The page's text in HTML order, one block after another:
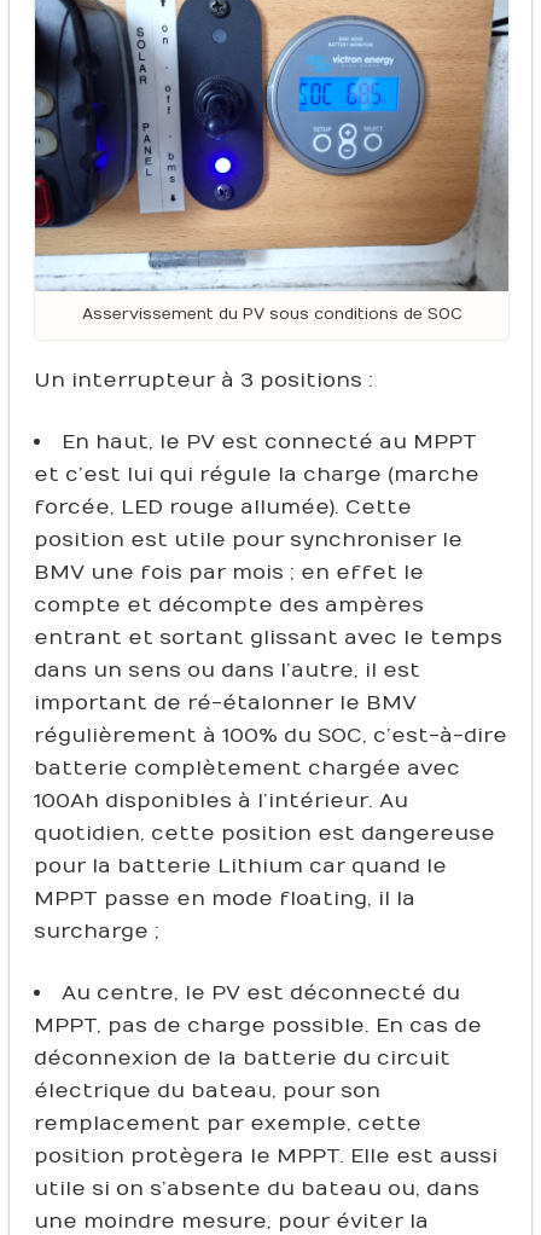
Asservissement du PV sous conditions de SOC
Un interrupteur à 3 positions :
En haut, le PV est connecté au MPPT
et c’est lui qui régule la charge (marche
forcée, LED rouge allumée). Cette
position est utile pour synchroniser le
BMV une fois par mois ; en effet le
compte et décompte des ampères
entrant et sortant glissant avec le temps
dans un sens ou dans l’autre, il est
important de ré-étalonner le BMV
régulièrement à 100% du SOC, c’est-à-dire
batterie complètement chargée avec
100Ah disponibles à l’intérieur. Au
quotidien, cette position est dangereuse
pour la batterie Lithium car quand le
MPPT passe en mode floating, il la
surcharge ;
Au centre, le PV est déconnecté du
MPPT, pas de charge possible. En cas de
déconnexion de la batterie du circuit
électrique du bateau, pour son
remplacement par exemple, cette
position protègera le MPPT. Elle est aussi
utile si on s’absente du bateau ou, dans
une moindre mesure, pour éviter la